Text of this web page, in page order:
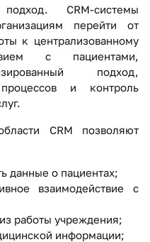
подход. CRM-системы
перейти от
к централизованному
с пациентами,
подход,
и контроль
CRM позволяют
данные о пациентах;
взаимодействие с
работы учреждения;
информации;